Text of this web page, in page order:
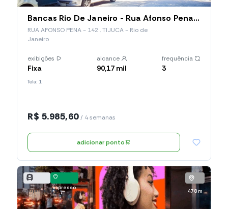
Bancas Rio De Janeiro - Rua Afonso Pena, 142 (Bj229), RUA AFONSO PENA
RUA AFONSO PENA - 142 , TIJUCA - Rio de
Janeiro
exibições
Fixa
alcance
90,17 mil
frequência
3
Tela: 1
R$ 5.985,60/ 4 semanas
adicionar ponto
supervia impresso
478 m